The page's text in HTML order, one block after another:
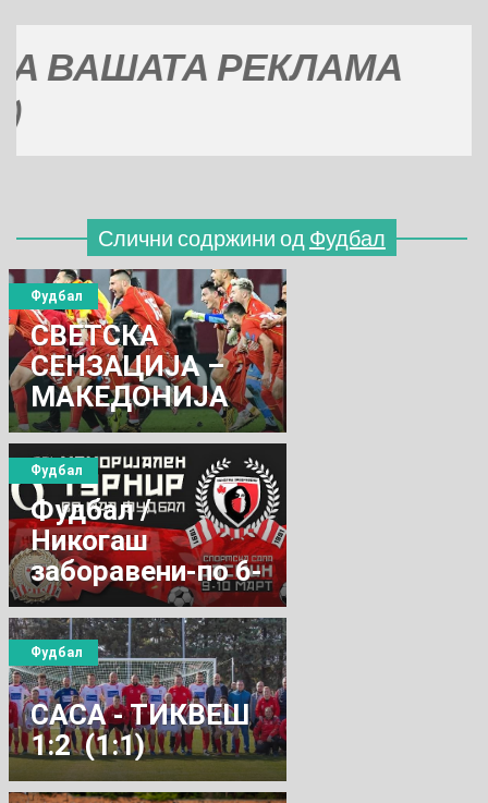
РЕКЛАМА
Слични содржини од Фудбал
СВЕТСКА
СЕНЗАЦИЈА –
МАКЕДОНИЈА
ГО СОВЛАДА
ЕВРОПСКИОТ
ПРВАК
Фудбал
Фудбал /
Никогаш
заборавени-по 6-
ти пат
Фудбал
САСА - ТИКВЕШ
1:2 (1:1)
Фудбал